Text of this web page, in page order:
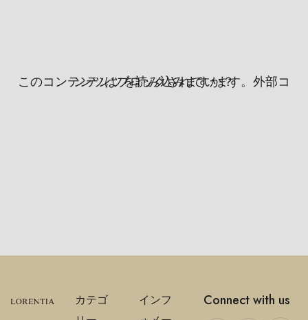
このコンテンツはブロックされています。外部コンテンツを読み込みますか？
カテゴ
インフ
Connect with us